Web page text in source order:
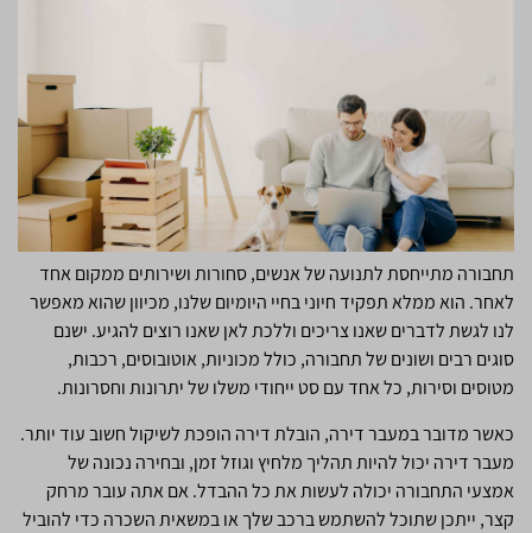
תחבורה מתייחסת לתנועה של אנשים, סחורות ושירותים ממקום אחד
לאחר. הוא ממלא תפקיד חיוני בחיי היומיום שלנו, מכיוון שהוא מאפשר
לנו לגשת לדברים שאנו צריכים וללכת לאן שאנו רוצים להגיע. ישנם
סוגים רבים ושונים של תחבורה, כולל מכוניות, אוטובוסים, רכבות,
מטוסים וסירות, כל אחד עם סט ייחודי משלו של יתרונות וחסרונות.
כאשר מדובר במעבר דירה, הובלת דירה הופכת לשיקול חשוב עוד יותר.
מעבר דירה יכול להיות תהליך מלחיץ וגוזל זמן, ובחירה נכונה של
אמצעי התחבורה יכולה לעשות את כל ההבדל. אם אתה עובר מרחק
קצר, ייתכן שתוכל להשתמש ברכב שלך או במשאית השכרה כדי להוביל